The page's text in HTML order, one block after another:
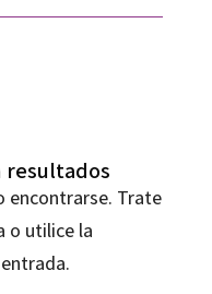
resultados
encontrarse. Trate
o utilice la